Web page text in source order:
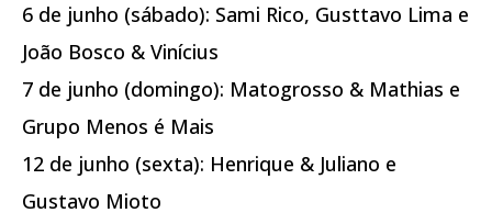
6 de junho (sábado): Sami Rico, Gusttavo Lima e
João Bosco & Vinícius
7 de junho (domingo): Matogrosso & Mathias e
Grupo Menos é Mais
12 de junho (sexta): Henrique & Juliano e
Gustavo Mioto